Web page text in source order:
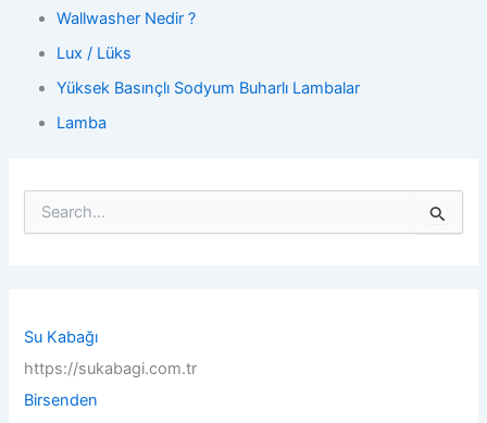
Wallwasher Nedir ?
Lux / Lüks
Yüksek Basınçlı Sodyum Buharlı Lambalar
Lamba
f
r
:
Su Kabağı
https://sukabagi.com.tr
Birsenden